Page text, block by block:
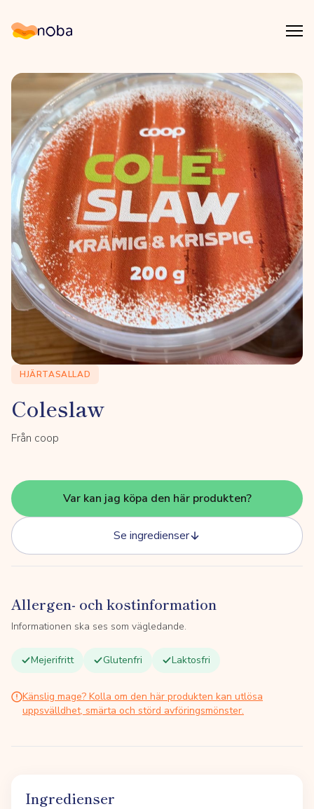
Noba
HJÄRTASALLAD
Coleslaw
Från coop
Var kan jag köpa den här produkten?
Se ingredienser
Allergen- och kostinformation
Informationen ska ses som vägledande.
Mejerifritt Glutenfri Laktosfri
Känslig mage? Kolla om den här produkten kan utlösa
uppsvälldhet, smärta och störd avföringsmönster.
Ingredienser